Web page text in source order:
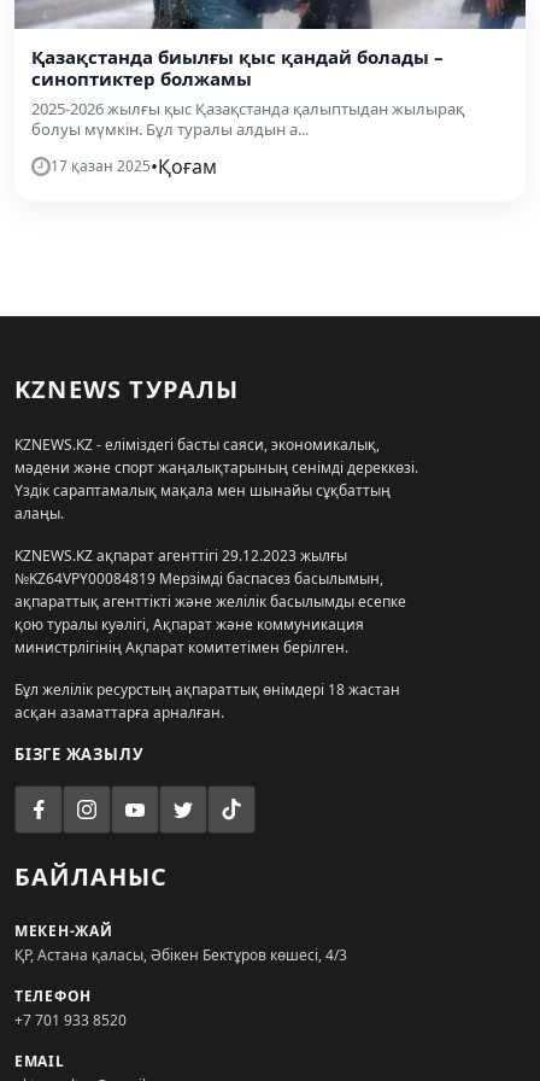
Қазақстанда биылғы қыс қандай болады –
синоптиктер болжамы
2025-2026 жылғы қыс Қазақстанда қалыптыдан жылырақ
болуы мүмкін. Бұл туралы алдын а...
17 қазан 2025•Қоғам
KZNEWS ТУРАЛЫ
KZNEWS.KZ - еліміздегі басты саяси, экономикалық,
мәдени және спорт жаңалықтарының сенімді дереккөзі.
Үздік сараптамалық мақала мен шынайы сұқбаттың
алаңы.
KZNEWS.KZ ақпарат агенттігі 29.12.2023 жылғы
№KZ64VPY00084819 Мерзімді баспасөз басылымын,
ақпараттық агенттікті және желілік басылымды есепке
қою туралы куәлігі, Ақпарат және коммуникация
министрлігінің Ақпарат комитетімен берілген.
Бұл желілік ресурстың ақпараттық өнімдері 18 жастан
асқан азаматтарға арналған.
БІЗГЕ ЖАЗЫЛУ
БАЙЛАНЫС
МЕКЕН-ЖАЙ
ҚР, Астана қаласы, Әбікен Бектұров көшесі, 4/3
ТЕЛЕФОН
+7 701 933 8520
EMAIL